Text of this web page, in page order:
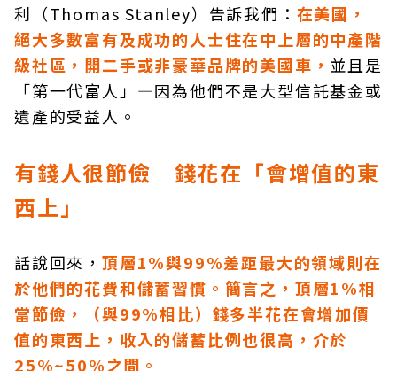
利（Thomas Stanley）告訴我們： 在美國，
絕大多數富有及成功的人士住在中上層的中產階
級社區，開二手或非豪華品牌的美國車， 並且是
「第一代富人」—因為他們不是大型信託基金或
遺產的受益人。
有錢人很節儉 錢花在「會增值的東
西上」
話說回來， 頂層1%與99%差距最大的領域則在
於他們的花費和儲蓄習慣。簡言之，頂層1%相
當節儉，（與99%相比）錢多半花在會增加價
值的東西上，收入的儲蓄比例也很高，介於
25%~50%之間。